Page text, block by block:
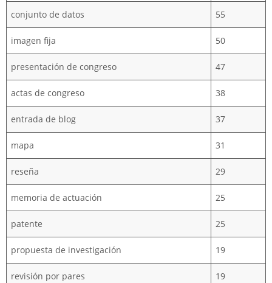
conjunto de datos 55
imagen fija 50
presentación de congreso 47
actas de congreso 38
entrada de blog 37
mapa 31
reseña 29
memoria de actuación 25
patente 25
propuesta de investigación 19
revisión por pares 19